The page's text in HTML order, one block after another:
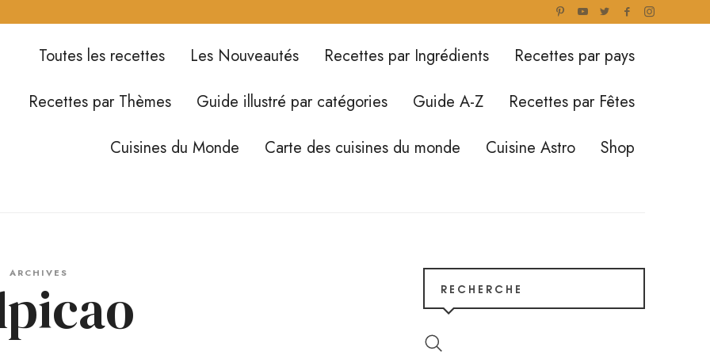
Toutes les recettes Les Nouveautés Recettes par Ingrédients
Recettes par pays
Recettes par Thèmes
Guide illustré par catégories Guide A-Z
Recettes par Fêtes
Cuisines du Monde
Carte des cuisines du monde Cuisine Astro Shop
ARCHIVES
RECHERCHE